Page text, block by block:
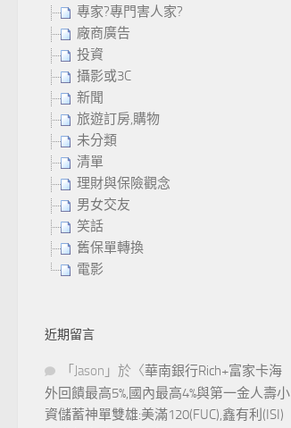
專家?專門害人家?
廠商廣告
投資
攝影或3C
新聞
旅遊訂房,購物
未分類
清單
理財與保險觀念
男女交友
笑話
舊保單轉換
電影
近期留言
「 Jason 」於〈華南銀行Rich+富家卡海
外回饋最高5%,國內最高4%與第一金人壽小
資儲蓄神單雙雄:美滿120(FUC),鑫有利(ISI)